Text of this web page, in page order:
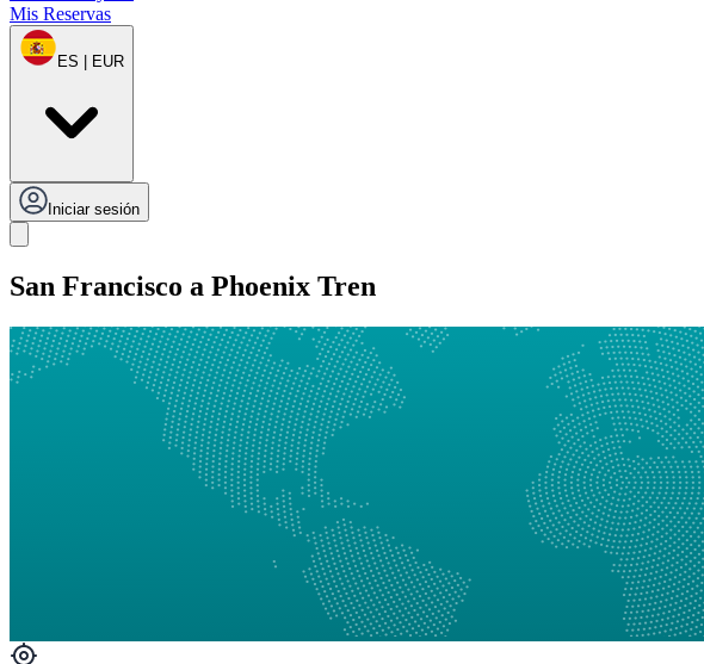
Mis Reservas
ES | EUR
Iniciar sesión
San Francisco a Phoenix Tren